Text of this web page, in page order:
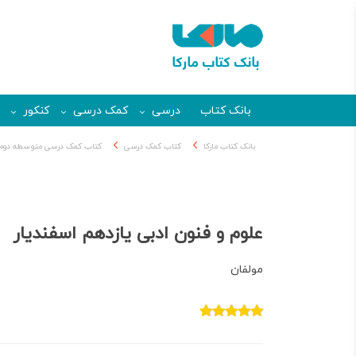
بانک کتاب درسی کمک درسی کنکور
بانک کتاب مارکا کتاب کمک درسی کتاب کمک درسی متوسطه دوم
علوم و فنون ادبی یازدهم اسفندیار
مولفان